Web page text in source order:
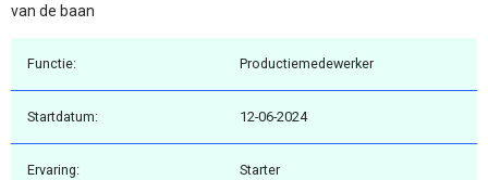
van de baan
Functie: Productiemedewerker
Startdatum: 12-06-2024
Ervaring: Starter